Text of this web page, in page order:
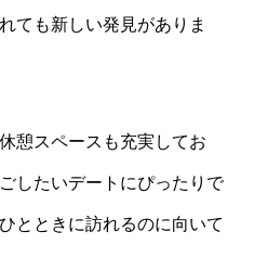
ても新しい発見がありま
憩スペースも充実してお
したいデートにぴったりで
とときに訪れるのに向いて